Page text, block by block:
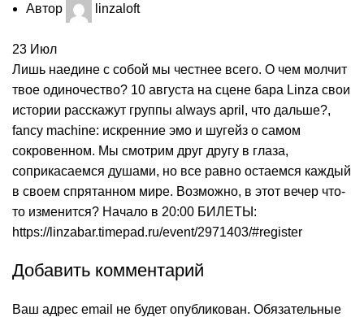
Автор linzaloft
23 Июл
Лишь наедине с собой мы честнее всего. О чем молчит
твое одиночество? 10 августа на сцене бара Linza свои
истории расскажут группы always april, что дальше?,
fancy machine: искренние эмо и шугейз о самом
сокровенном. Мы смотрим друг другу в глаза,
соприкасаемся душами, но все равно остаемся каждый
в своем спрятанном мире. Возможно, в этот вечер что-
то изменится? Начало в 20:00 БИЛЕТЫ:
https://linzabar.timepad.ru/event/2971403/#register
Добавить комментарий
Ваш адрес email не будет опубликован. Обязательные